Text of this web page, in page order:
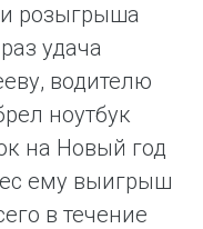
розыгрыша
удача
водителю
ноутбук
на Новый год
ему выигрыш
в течение